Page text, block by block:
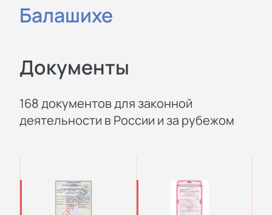
Балашихе
Документы
168 документов для законной
деятельности в России и за рубежом